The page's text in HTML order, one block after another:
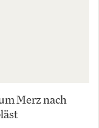
Merz nach